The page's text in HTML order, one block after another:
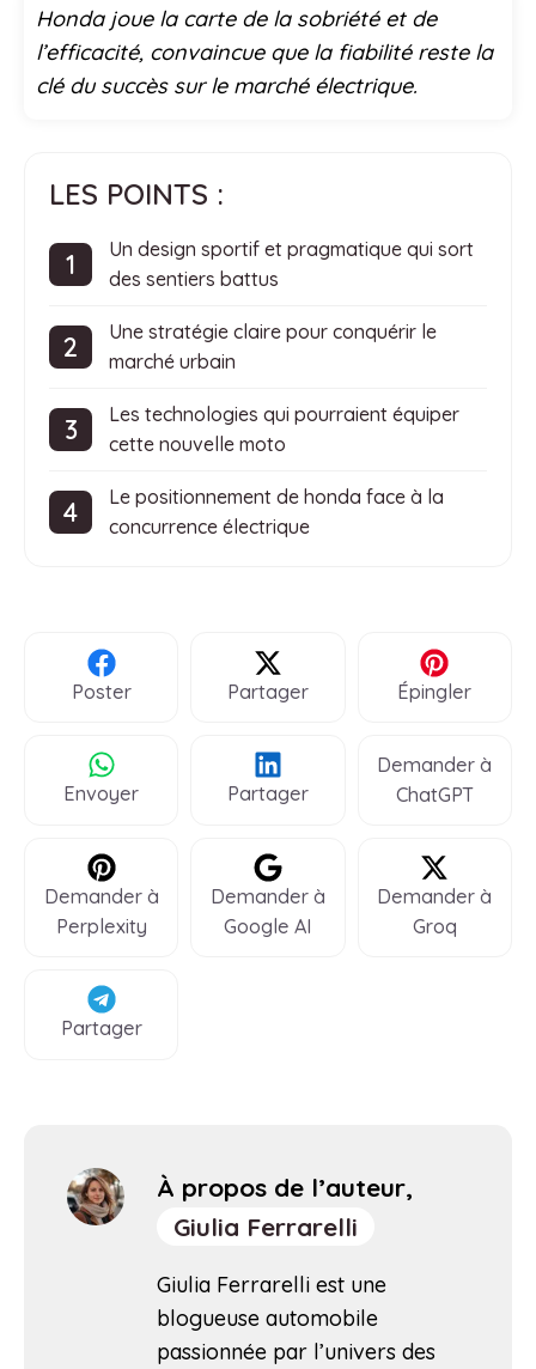
Honda joue la carte de la sobriété et de
l’efficacité, convaincue que la fiabilité reste la
clé du succès sur le marché électrique.
LES POINTS :
Un design sportif et pragmatique qui sort
des sentiers battus
Une stratégie claire pour conquérir le
marché urbain
Les technologies qui pourraient équiper
cette nouvelle moto
Le positionnement de honda face à la
concurrence électrique
Poster Partager Épingler
Envoyer Partager
Demander à
ChatGPT
Demander à
Perplexity
Demander à
Google AI
Demander à
Groq
Partager
À propos de l’auteur,
Giulia Ferrarelli
Giulia Ferrarelli est une
blogueuse automobile
passionnée par l’univers des